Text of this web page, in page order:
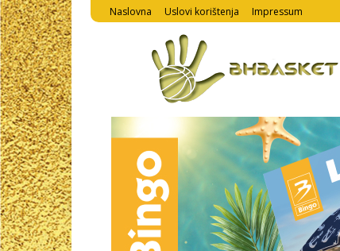
Naslovna Uslovi korištenja Impressum